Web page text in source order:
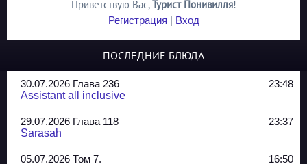
Приветствую Вас,Турист Понивилля!
Регистрация | Вход
ПОСЛЕДНИЕ БЛЮДА
30.07.2026 Глава 236
23:48
Assistant all inclusive
29.07.2026 Глава 118
23:37
Sarasah
05.07.2026 Том 7.
16:50